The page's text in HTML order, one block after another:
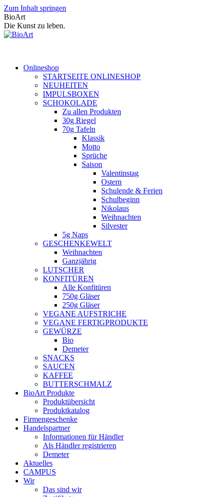
Zum Inhalt springen
BioArt
Die Kunst zu leben.
Onlineshop
STARTSEITE ONLINESHOP
NEUHEITEN
IMPULSBOXEN
SCHOKOLADE
Zu allen Produkten
30g Riegel
70g Tafeln
Klassik
Motto
Sprüche
Saison
Valentinstag
Ostern
Schulende & Ferien
Schulbeginn
Nikolaus
Weihnachten
Silvester
5g Naps
GESCHENKEWELT
Weihnachten
Ganzjährig
LUTSCHER
KONFITÜREN
Alle Konfitüren
750g Gläser
250g Gläser
VEGANE AUFSTRICHE
VEGANE FERTIGPRODUKTE
GEWÜRZE
Bio
Demeter
SNACKS
SAUCEN
KAFFEE
BUTTERSCHMALZ
BioArt Produkte
Produktübersicht
Produktkatalog
Firmengeschenke
Handelspartner
Informationen für Händler
Als Händler registrieren
Demeter
Aktuelles
CAMPUS
Wir
Das sind wir